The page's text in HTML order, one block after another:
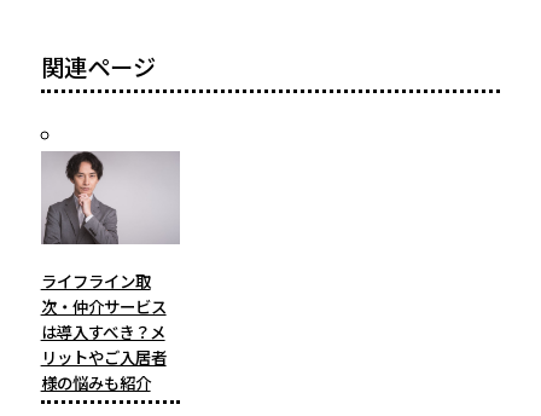
関連ページ
ライフライン取
次・仲介サービス
は導入すべき？メ
リットやご入居者
様の悩みも紹介